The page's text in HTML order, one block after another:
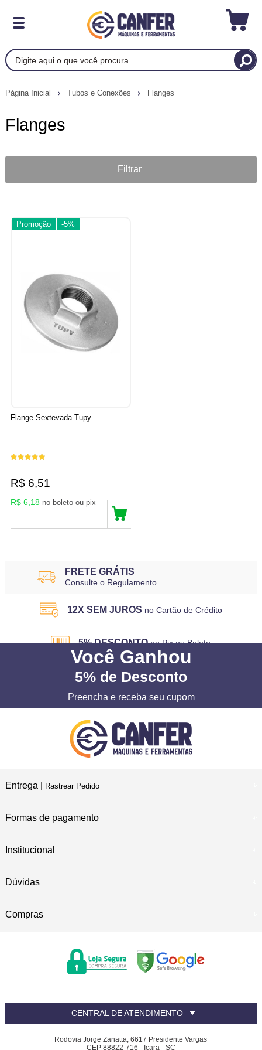
Página Inicial Tubos e Conexões Flanges
Flanges
Filtrar
Promoção -5%
Flange Sextevada Tupy
R$ 6,51
R$ 6,18 no boleto ou pix
FRETE GRÁTIS
Consulte o Regulamento
12X SEM JUROS no Cartão de Crédito
5% DESCONTO no Pix ou Boleto
Você Ganhou
5% de Desconto
Preencha e receba seu cupom
Entrega | Rastrear Pedido
Formas de pagamento
Institucional
Dúvidas
Compras
CENTRAL DE ATENDIMENTO
Rodovia Jorge Zanatta, 6617 Presidente Vargas
CEP 88822-716 - Içara - SC